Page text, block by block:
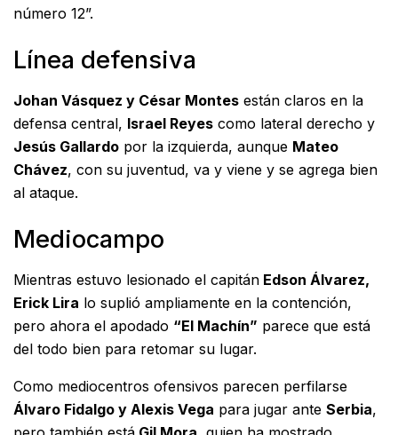
número 12”.
Línea defensiva
Johan Vásquez y César Montes están claros en la
defensa central, Israel Reyes como lateral derecho y
Jesús Gallardo por la izquierda, aunque Mateo
Chávez, con su juventud, va y viene y se agrega bien
al ataque.
Mediocampo
Mientras estuvo lesionado el capitán Edson Álvarez,
Erick Lira lo suplió ampliamente en la contención,
pero ahora el apodado “El Machín” parece que está
del todo bien para retomar su lugar.
Como mediocentros ofensivos parecen perfilarse
Álvaro Fidalgo y Alexis Vega para jugar ante Serbia,